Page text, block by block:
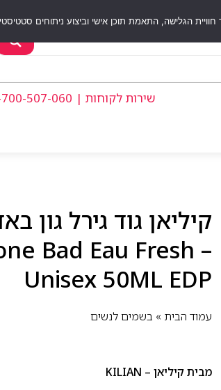
שירות לקוחות | 1-700-507-060
Bad Eau Fresh
Unisex 50ML EDP
עמוד הבית » בשמים לנשים
מביתקיליאן – KILIAN